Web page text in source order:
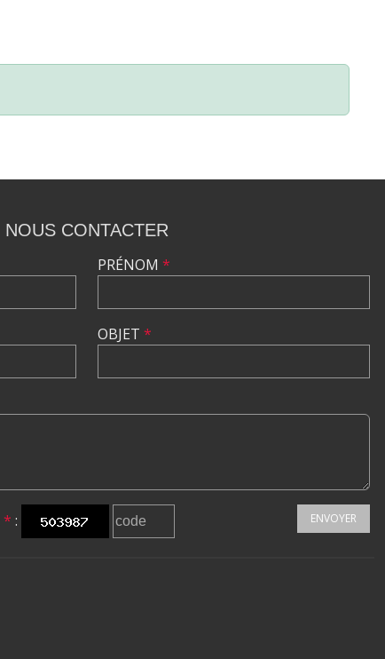
NOUS CONTACTER
PRÉNOM *
OBJET *
* : ENVOYER